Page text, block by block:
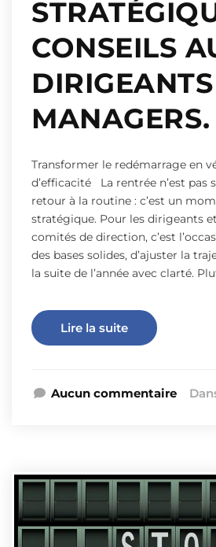
CONSEILS
MANAGERS.
Transformer le redémarrage en
d’efficacité La rentrée n’est pas
retour à la routine : c’est un
stratégique. Pour les dirigeants
comités de direction, c’est
des bases solides, d’ajuster la
la suite de l’année avec clarté.
Lire la suite
Aucun commentaire